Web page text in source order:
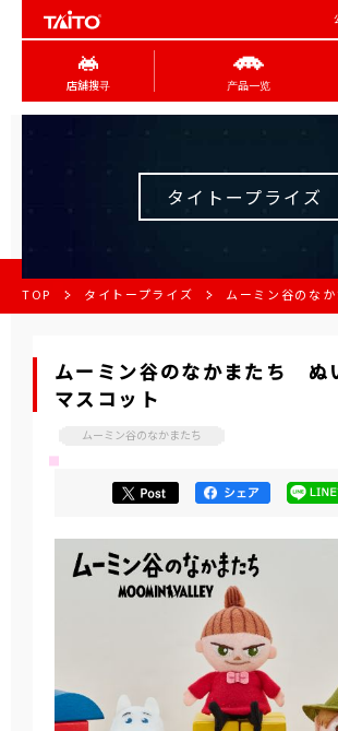
店舖搜寻 产品一览
タイトープライズ
TOP タイトープライズ ムーミン谷のな
ムーミン谷のなかまたち ぬ
マスコット
ムーミン谷のなかまたち